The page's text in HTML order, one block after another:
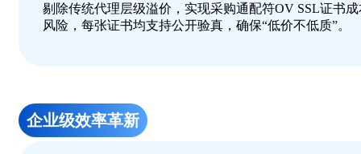
剔除传统代理层级溢价，实现采购通配符OV SSL证书
风险，每张证书均支持公开验真，确保“低价不低质”。
企业级效率革新